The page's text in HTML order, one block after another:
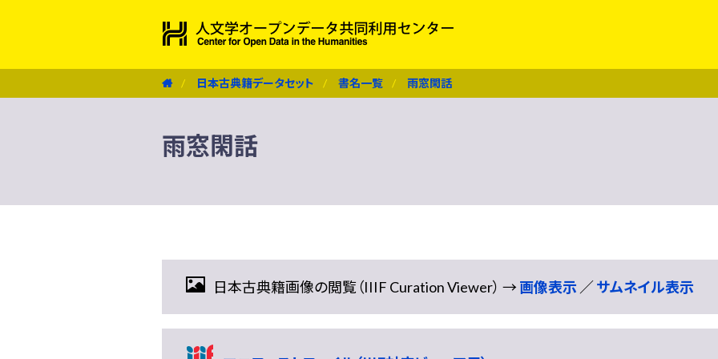
日本古典籍データセット 書名一覧 雨窓閑話
雨窓閑話
日本古典籍画像の閲覧（IIIF Curation Viewer） →画像表示 ／サムネイル表示